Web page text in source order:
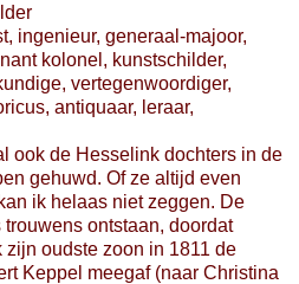
ingenieur, generaal-majoor,
kolonel, kunstschilder,
vertegenwoordiger,
antiquaar, leraar,
ook de Hesselink dochters in de
gehuwd. Of ze altijd even
ik helaas niet zeggen. De
ontstaan, doordat
oudste zoon in 1811 de
Keppel meegaf (naar Christina